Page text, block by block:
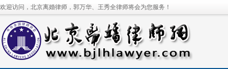
欢迎访问，北京离婚律师，郭万华、王秀全律师将会为您服务！